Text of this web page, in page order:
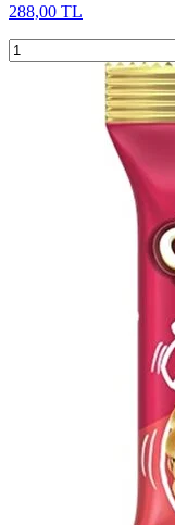
288,00 TL